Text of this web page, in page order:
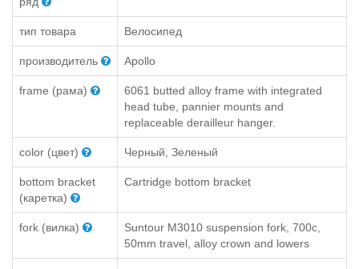
тип товара Велосипед
производитель Apollo
frame (рама)
6061 butted alloy frame with integrated
head tube, pannier mounts and
replaceable derailleur hanger.
color (цвет) Черный, Зеленый
bottom bracket
(каретка)
Cartridge bottom bracket
fork (вилка)
Suntour M3010 suspension fork, 700c,
50mm travel, alloy crown and lowers